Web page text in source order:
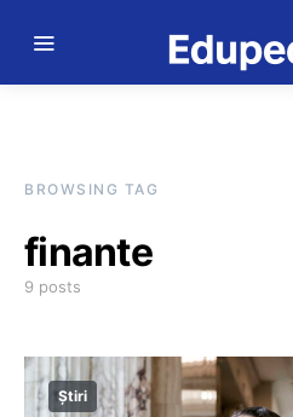
BROWSING TAG
finante
9 posts
Știri